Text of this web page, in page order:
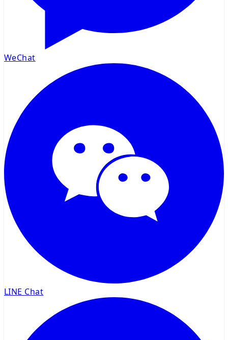
WeChat
LINE Chat